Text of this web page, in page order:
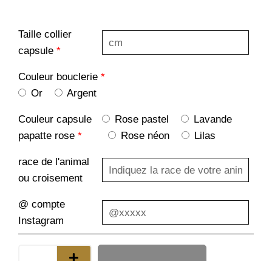
Taille collier
capsule *
Couleur bouclerie *
Or
Argent
Couleur capsule
papatte rose *
Rose pastel
Lavande
Rose néon
Lilas
race de l'animal
ou croisement
@ compte
Instagram